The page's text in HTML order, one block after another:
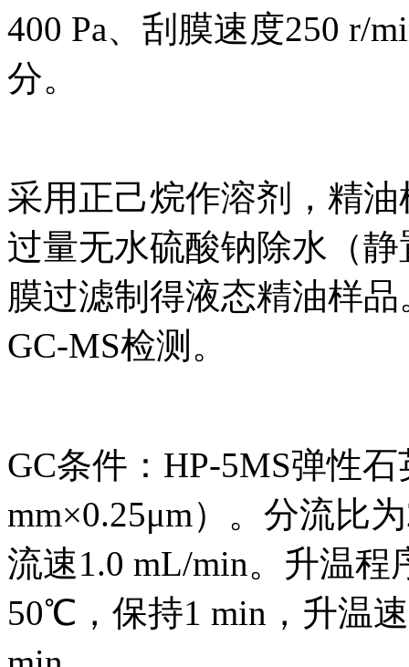
400 Pa、刮膜速度250 r/
分。
采用正己烷作溶剂，精
过量无水硫酸钠除水（
膜过滤制得液态精油样
GC-MS检测。
GC条件：HP-5MS弹性
mm×0.25μm）。分流比
流速1.0 mL/min。升温
50℃，保持1 min，升温